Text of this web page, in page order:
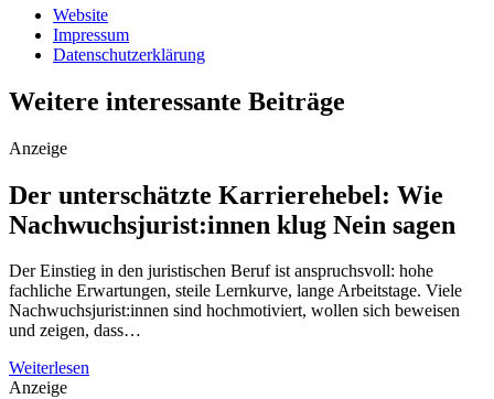
Website
Impressum
Datenschutzerklärung
Weitere interessante Beiträge
Anzeige
Der unterschätzte Karrierehebel: Wie
Nachwuchsjurist:innen klug Nein sagen
Der Einstieg in den juristischen Beruf ist anspruchsvoll: hohe
fachliche Erwartungen, steile Lernkurve, lange Arbeitstage. Viele
Nachwuchsjurist:innen sind hochmotiviert, wollen sich beweisen
und zeigen, dass…
Weiterlesen
Anzeige